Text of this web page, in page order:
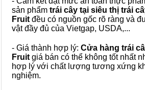
sản phẩm trái cây tại siêu thị trái
Fruit đều có nguồn gốc rõ ràng và
vật đầy đủ của Vietgap, USDA,...
- Giá thành hợp lý: Cửa hàng trái
Fruit giá bán có thể không tốt nhất
hợp lý với chất lượng tương xứng
nghiệm.